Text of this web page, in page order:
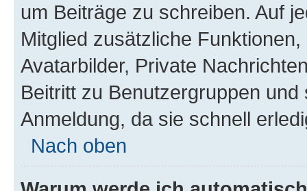
um Beiträge zu schreiben. Auf
Mitglied zusätzliche
Avatarbilder, Private
Beitritt zu Benutzergruppen
Anmeldung, da sie schnell
Nach oben